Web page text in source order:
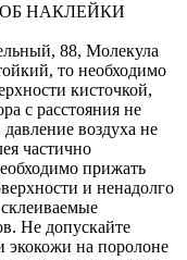
НАКЛЕЙКИ
88, Молекула
то необходимо
кисточкой,
с расстояния не
воздуха не
частично
прижать
и ненадолго
Не допускайте
экокожи на поролоне